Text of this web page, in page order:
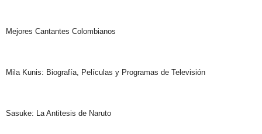
Mejores Cantantes Colombianos
Mila Kunis: Biografía, Películas y Programas de Televisión
Sasuke: La Antitesis de Naruto